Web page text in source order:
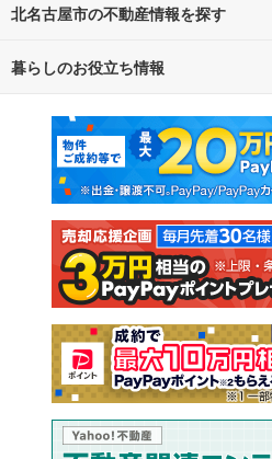
路線・駅から探す
通勤・通学時間から探す
北名古屋市の不動産情報を探す
不動産・住宅
新築マンション
新築一戸建て
注文住宅
売却査定
暮らしのお役立ち情報
マンションカタログ